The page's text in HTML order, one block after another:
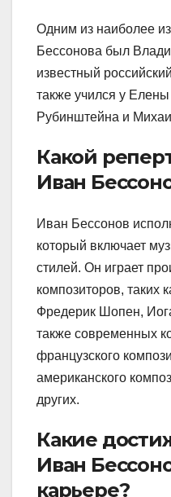
Одним из наиболее
Бессонова был
известный
также учился у
Рубинштейна и
Какой
Иван
Иван Бессонов
который включает
стилей. Он играет
композиторов, таких
Фредерик Шопен,
также современных
французского
американского
других.
Какие
Иван
карьере?